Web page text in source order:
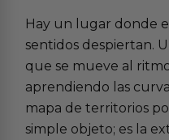
Hay un lugar donde
sentidos despiertan.
que se mueve al
aprendiendo las
mapa de territorios
simple objeto; es la